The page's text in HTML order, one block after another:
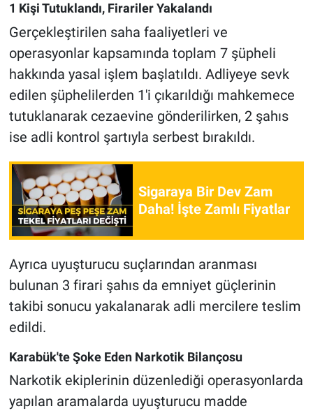
1 Kişi Tutuklandı, Firariler Yakalandı
Gerçekleştirilen saha faaliyetleri ve
operasyonlar kapsamında toplam 7 şüpheli
hakkında yasal işlem başlatıldı. Adliyeye sevk
edilen şüphelilerden 1'i çıkarıldığı mahkemece
tutuklanarak cezaevine gönderilirken, 2 şahıs
ise adli kontrol şartıyla serbest bırakıldı.
Sigaraya Bir Dev Zam
Daha! İşte Zamlı Fiyatlar
Ayrıca uyuşturucu suçlarından aranması
bulunan 3 firari şahıs da emniyet güçlerinin
takibi sonucu yakalanarak adli mercilere teslim
edildi.
Karabük'te Şoke Eden Narkotik Bilançosu
Narkotik ekiplerinin düzenlediği operasyonlarda
yapılan aramalarda uyuşturucu madde